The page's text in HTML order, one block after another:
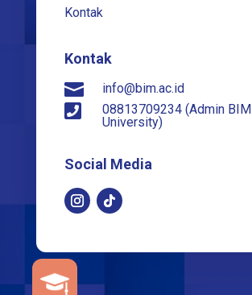
Kontak
Kontak
 info@bim.ac.id

08813709234 (Admin BIM
University)
Social Media